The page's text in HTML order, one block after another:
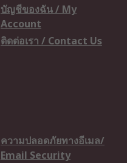
บัญชีของฉัน / My
Account
ติดต่อเรา / Contact Us
ความปลอดภัยทางอีเมล/
Email Security